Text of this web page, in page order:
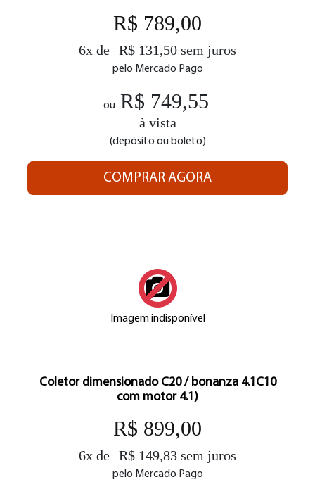
R$ 789,00
6x de R$ 131,50 sem juros
pelo Mercado Pago
ou R$ 749,55
à vista
(depósito ou boleto)
COMPRAR AGORA
Imagem indisponível
Coletor dimensionado C20 / bonanza 4.1C10
com motor 4.1)
R$ 899,00
6x de R$ 149,83 sem juros
pelo Mercado Pago